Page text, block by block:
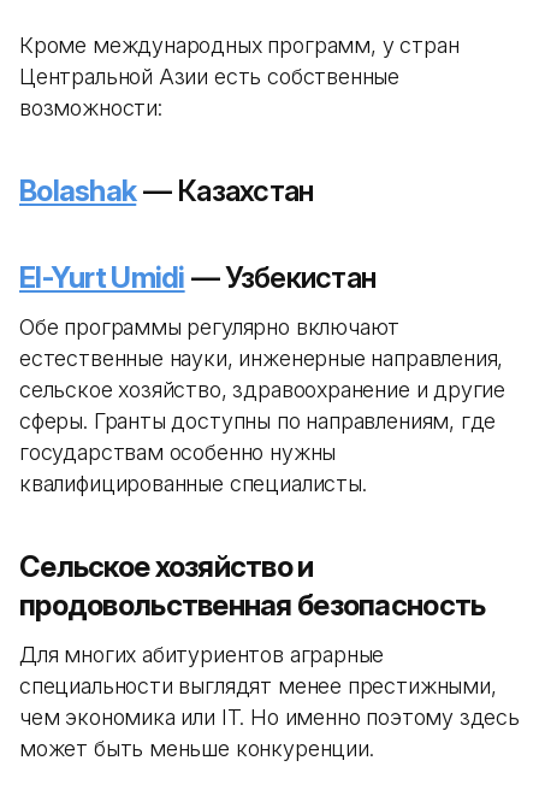
Кроме международных программ, у стран
Центральной Азии есть собственные
возможности:
Bolashak— Казахстан
El-Yurt Umidi — Узбекистан
Обе программы регулярно включают
естественные науки, инженерные направления,
сельское хозяйство, здравоохранение и другие
сферы. Гранты доступны по направлениям, где
государствам особенно нужны
квалифицированные специалисты.
Сельское хозяйство и
продовольственная безопасность
Для многих абитуриентов аграрные
специальности выглядят менее престижными,
чем экономика или IT. Но именно поэтому здесь
может быть меньше конкуренции.